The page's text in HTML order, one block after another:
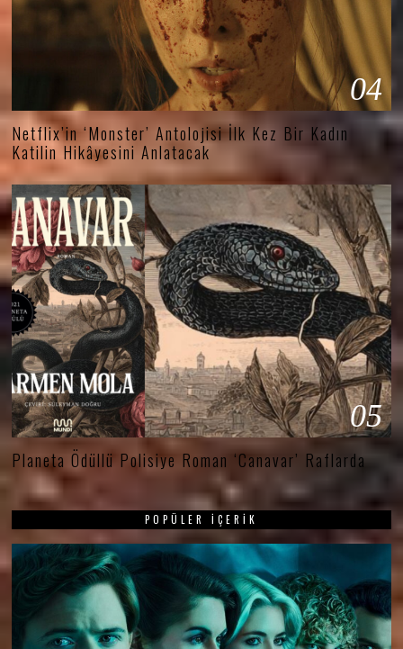
04
Netflix’in ‘Monster’ Antolojisi İlk Kez Bir Kadın
Katilin Hikâyesini Anlatacak
05
Planeta Ödüllü Polisiye Roman ‘Canavar’ Raflarda
POPÜLER İÇERIK